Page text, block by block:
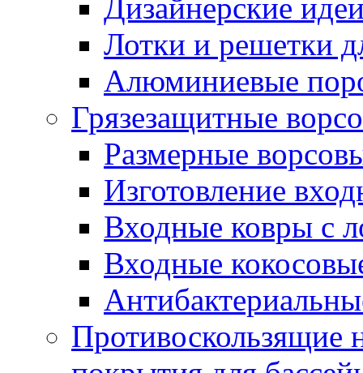
Дизайнерские
Лотки и решетки
Алюминиевые
Грязезащитные
Размерные
Изготовление
Входные ковры с
Входные
Противоскользящие